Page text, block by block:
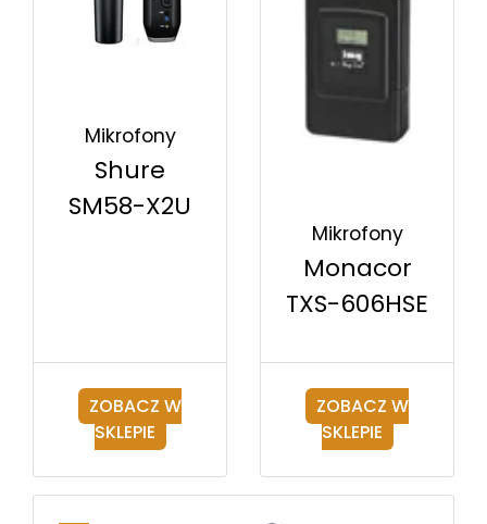
Mikrofony
Shure
SM58-X2U
ZOBACZ W
SKLEPIE
Mikrofony
Monacor
TXS-606HSE
ZOBACZ W
SKLEPIE